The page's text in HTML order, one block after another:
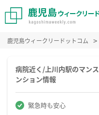
鹿児島ウィークリードットコム
病院近く/上川内駅のマン
ンション情報
緊急時も安心